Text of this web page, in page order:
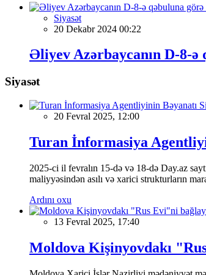
Siyasət
20 Dekabr 2024 00:22
Əliyev Azərbaycanın D-8-
Siyasət
20 Fevral 2025, 12:00
Turan İnformasiya
2025-ci il fevralın 15-də və 18-də Day.az
maliyyəsindən asılı və xarici strukturların
Ardını oxu
13 Fevral 2025, 17:40
Moldova Kişinyovdakı